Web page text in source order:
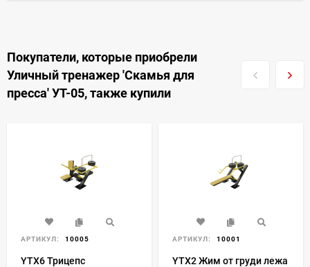
Покупатели, которые приобрели
Уличный тренажер 'Скамья для
пресса' УТ-05, также купили
АРТИКУЛ: 10005
YTX6 Трицепс
АРТИКУЛ: 10001
YTX2 Жим от груди лежа